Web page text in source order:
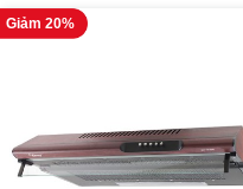
Giảm 20%